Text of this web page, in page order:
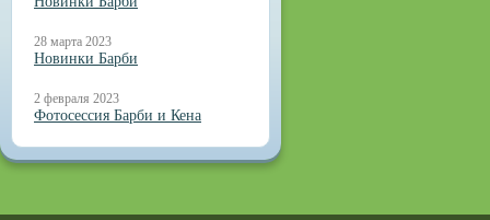
28 марта 2023
Новинки Барби
2 февраля 2023
Фотосессия Барби и Кена